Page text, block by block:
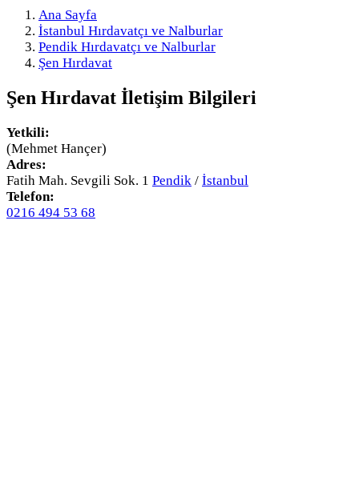
Ana Sayfa
İstanbul Hırdavatçı ve Nalburlar
Pendik Hırdavatçı ve Nalburlar
Şen Hırdavat
Şen Hırdavat İletişim Bilgileri
Yetkili:
(Mehmet Hançer)
Adres:
Fatih Mah. Sevgili Sok. 1 Pendik / İstanbul
Telefon:
0216 494 53 68